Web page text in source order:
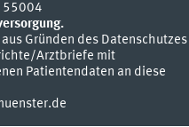
55004
Gründen des Datenschutzes
Arztbriefe mit
Patientendaten an diese